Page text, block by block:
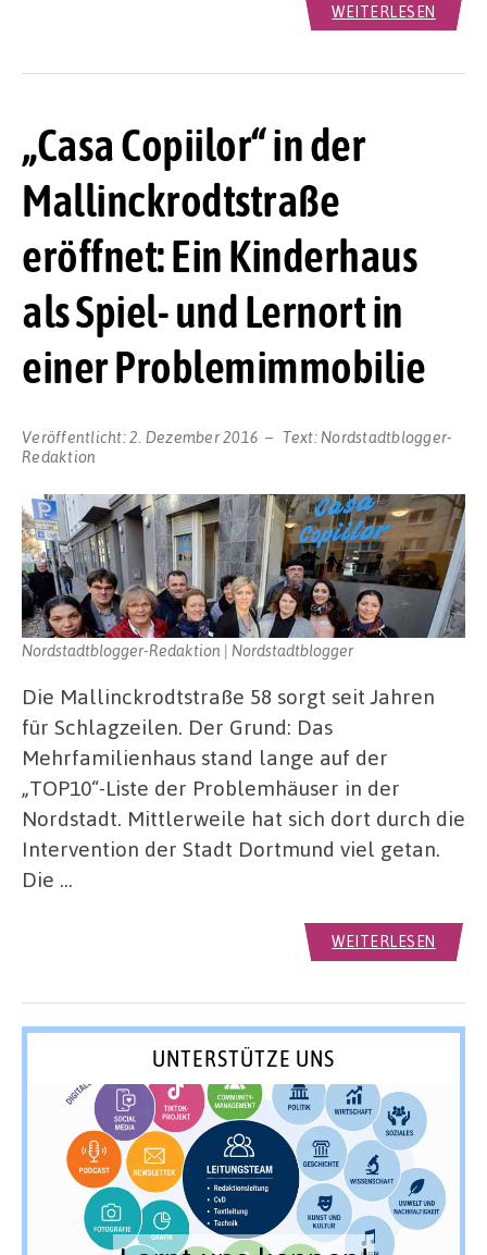
WEITERLESEN
„Casa Copiilor“ in der
Mallinckrodtstraße
eröffnet: Ein Kinderhaus
als Spiel- und Lernort in
einer Problemimmobilie
Veröffentlicht:2. Dezember 2016 Text: Nordstadtblogger-
Redaktion
Nordstadtblogger-Redaktion | Nordstadtblogger
Die Mallinckrodtstraße 58 sorgt seit Jahren
für Schlagzeilen. Der Grund: Das
Mehrfamilienhaus stand lange auf der
„TOP10“-Liste der Problemhäuser in der
Nordstadt. Mittlerweile hat sich dort durch die
Intervention der Stadt Dortmund viel getan.
Die …
WEITERLESEN
UNTERSTÜTZE UNS